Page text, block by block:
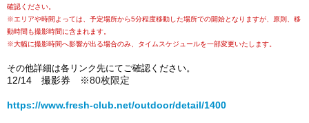
確認ください。
※エリアや時間よっては、予定場所から5分程度移動した場所での開始となりますが、原則、移
動時間も撮影時間に含まれます。
※大幅に撮影時間へ影響が出る場合のみ、タイムスケジュールを一部変更いたします。
その他詳細は各リンク先にてご確認ください。
12/14 撮影券 ※80枚限定
https://www.fresh-club.net/outdoor/detail/1400